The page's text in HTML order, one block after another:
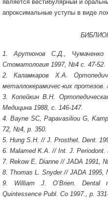
является вестибулярный и
апроксимальные уступы в виде
1. Арутюнов С.Д.,
Стоматология 1997, №4 с. 47-52.
2. Каламкаров Х.А.
металлокерамичес-ких протезов.
3. Копейкин В.Н.
Медицина 1988, с. 146-147.
4. Bayne SC, Papavasiliou G,
72, №4, p. 350.
5. Hung S.H. // J. Prosthet. Dent.
6. Malamed K.A. // Int. J. Periodont.
7. Rekow E. Dianne // JADA 1991,
8. Thomas L. Snyder // JADA 1995,
9. William J. O’Brien. Dental
Quintessence Publ. Co 1997., p.